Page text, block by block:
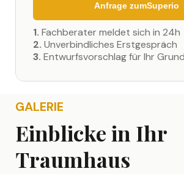
Anfrage zumSuperio
1.Fachberater meldet sich in 24h
2.Unverbindliches Erstgespräch
3.Entwurfsvorschlag für Ihr
GALERIE
Einblicke in Ihr
Traumhaus